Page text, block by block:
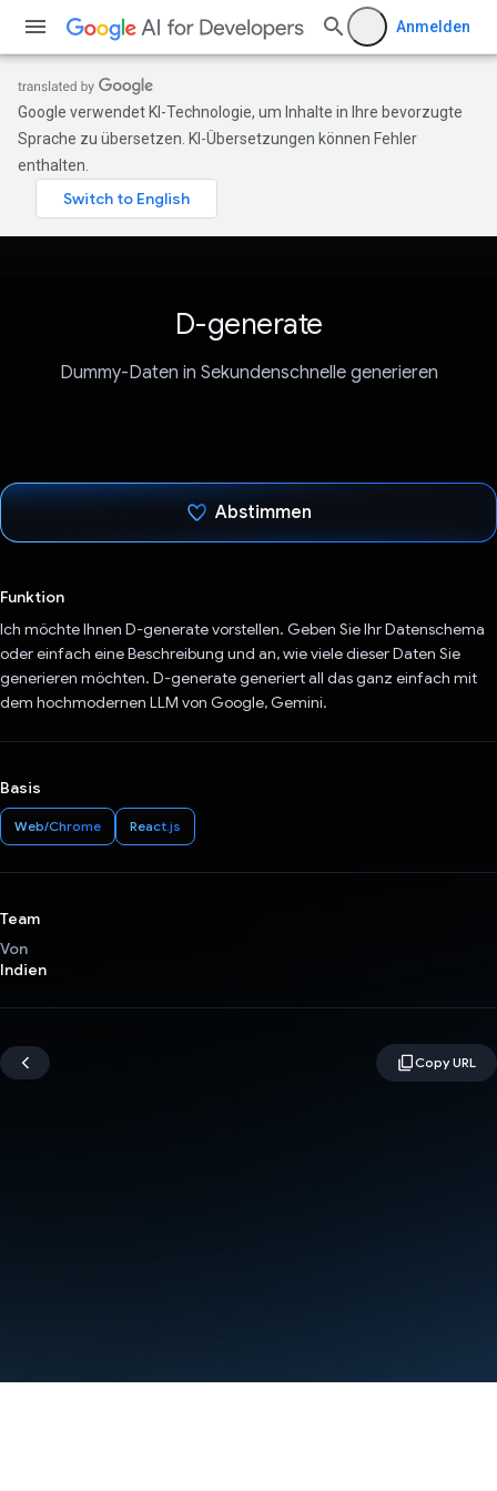
Anmelden
Google verwendet KI-Technologie, um Inhalte in Ihre bevorzugte
Sprache zu übersetzen. KI-Übersetzungen können Fehler
enthalten.
D-generate
Dummy-Daten in Sekundenschnelle generieren
Abstimmen
Funktion
Ich möchte Ihnen D-generate vorstellen. Geben Sie Ihr Datenschema
oder einfach eine Beschreibung und an, wie viele dieser Daten Sie
generieren möchten. D-generate generiert all das ganz einfach mit
dem hochmodernen LLM von Google, Gemini.
Basis
Web/Chrome React.js
Team
Von
Indien